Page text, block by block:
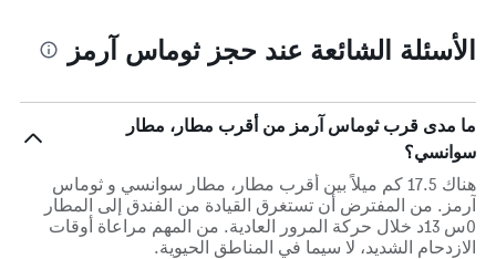
الأسئلة الشائعة عند حجز ثوماس آرمز
ما مدى قرب ثوماس آرمز من أقرب مطار، مطار
سوانسي؟
هناك 17.5 كم ميلاً بين أقرب مطار، مطار سوانسي و ثوماس
آرمز. من المفترض أن تستغرق القيادة من الفندق إلى المطار
0س 13د خلال حركة المرور العادية. من المهم مراعاة أوقات
الازدحام الشديد، لا سيما في المناطق الحيوية.